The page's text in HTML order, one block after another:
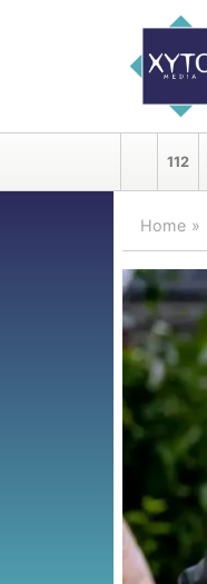
112
Home